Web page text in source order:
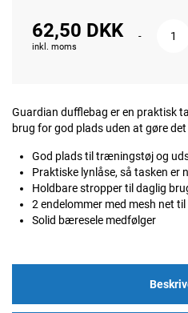
62,50 DKK
inkl. moms
-
Guardian dufflebag er en praktisk
brug for god plads uden at gøre
God plads til træningstøj og
Praktiske lynlåse, så tasken er
Holdbare stropper til daglig
2 endelommer med mesh net
Solid bæresele medfølger